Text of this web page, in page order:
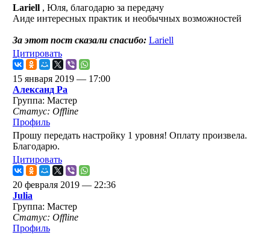
Lariell , Юля, благодарю за передачу
Аиде интересных практик и необычных возможностей
За этот пост сказали спасибо: Lariell
Цитировать
15 января 2019 — 17:00
Александ Ра
Группа: Мастер
Статус: Offline
Профиль
Прошу передать настройку 1 уровня! Оплату произвела.
Благодарю.
Цитировать
20 февраля 2019 — 22:36
Julia
Группа: Мастер
Статус: Offline
Профиль